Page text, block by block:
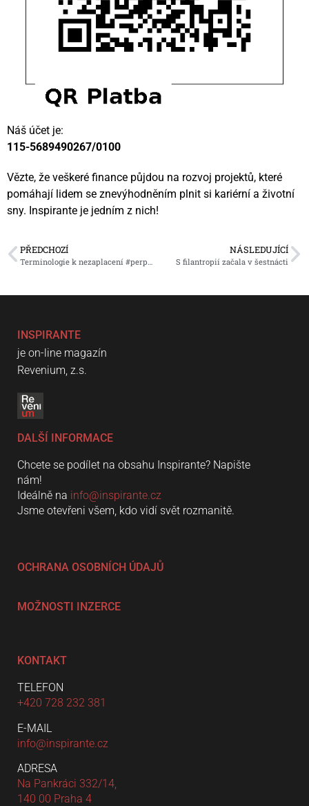
Náš účet je:
115-5689490267/0100
Vězte, že veškeré finance půjdou na rozvoj projektů, které
pomáhají lidem se znevýhodněním plnit si kariérní a životní
sny. Inspirante je jedním z nich!
PŘEDCHOZÍ NÁSLEDUJÍCÍ
S filantropií začala v šestnácti
INSPIRANTE
je on-line magazín
Revenium, z.s.
DALŠÍ INFORMACE
Chcete se podílet na obsahu Inspirante? Napište
nám!
Ideálně na info@inspirante.cz
Jsme otevřeni všem, kdo vidí svět rozmanitě.
OCHRANA OSOBNÍCH ÚDAJŮ
MOŽNOSTI INZERCE
KONTAKT
TELEFON
+420 728 232 381
E-MAIL
info@inspirante.cz
ADRESA
Na Pankráci 332/14,
140 00 Praha 4